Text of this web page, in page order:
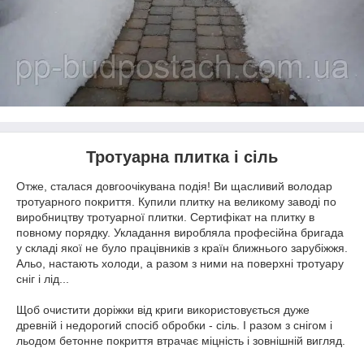
Тротуарна плитка і сіль
Отже, сталася довгоочікувана подія! Ви щасливий володар
тротуарного покриття. Купили плитку на великому заводі по
виробництву тротуарної плитки. Сертифікат на плитку в
повному порядку. Укладання виробляла професійна бригада
у складі якої не було працівників з країн ближнього зарубіжжя.
Альо, настають холоди, а разом з ними на поверхні тротуару
сніг і лід...
Щоб очистити доріжки від криги використовується дуже
древній і недорогий спосіб обробки - сіль. І разом з снігом і
льодом бетонне покриття втрачає міцність і зовнішній вигляд.